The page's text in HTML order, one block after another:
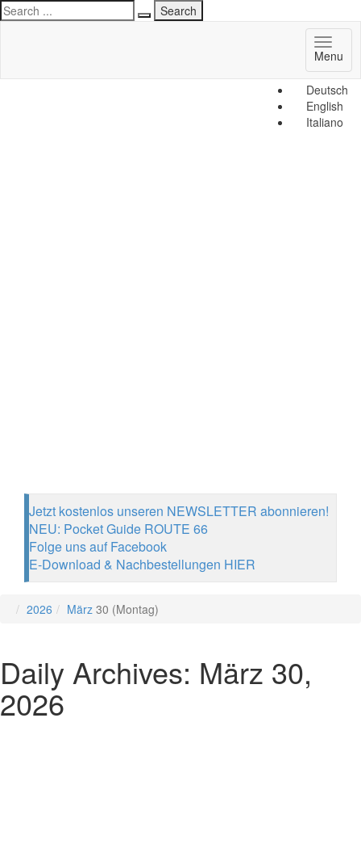
Deutsch
English
Italiano
Menu
Jetzt kostenlos unseren NEWSLETTER abonnieren!
NEU: Pocket Guide ROUTE 66
Folge uns auf Facebook
E-Download & Nachbestellungen HIER
2026 März 30 (Montag)
Daily Archives: März 30,
2026